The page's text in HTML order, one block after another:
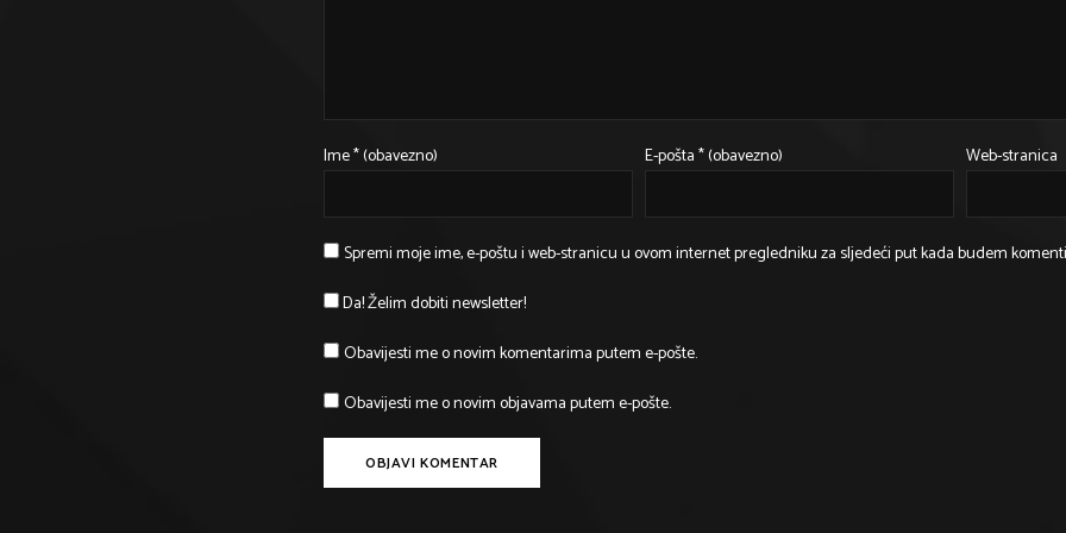
Ime* (obavezno) E-pošta* (obavezno) Web-stranica
Spremi moje ime, e-poštu i web-stranicu u ovom internet pregledniku za sljedeći put kada budem
Da! Želim dobiti newsletter!
Obavijesti me o novim komentarima putem e-pošte.
Obavijesti me o novim objavama putem e-pošte.